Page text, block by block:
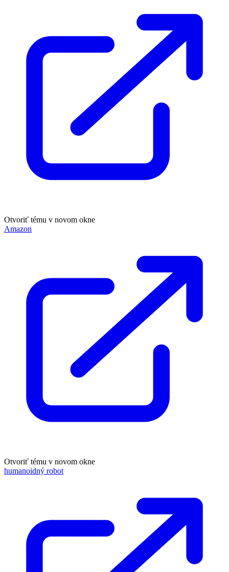
Otvoriť tému v novom okne
Amazon
Otvoriť tému v novom okne
humanoidný robot